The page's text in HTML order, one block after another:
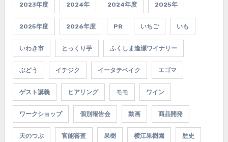
2023年度 2024年 2024年度 2025年
2025年度 2026年度 PR いちご いも
いわき市 とっくり芋 ふくしま逢瀬ワイナリー
ぶどう イチジク イータテベイク エゴマ
ゲスト講義 ヒアリング モモ ワイン
ワークショップ 個別報告会 動画 商品開発
天のつぶ 官能審査 果樹 横江果樹園 歴史